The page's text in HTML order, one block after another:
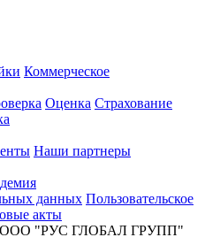
Коммерческое
Оценка Страхование
Наши партнеры
данных Пользовательское
акты
ООО "РУС ГЛОБАЛ ГРУПП"